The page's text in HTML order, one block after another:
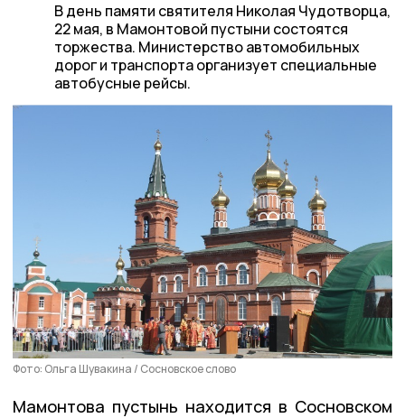
В день памяти святителя Николая Чудотворца,
22 мая, в Мамонтовой пустыни состоятся
торжества. Министерство автомобильных
дорог и транспорта организует специальные
автобусные рейсы.
Фото: Ольга Шувакина / Сосновское слово
Мамонтова пустынь находится в Сосновском